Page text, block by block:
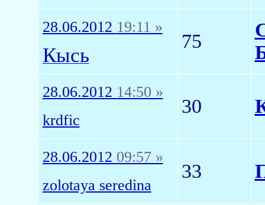
28.06.2012 19:11 »
Кысь
75
28.06.2012 14:50 »
krdfic
30
28.06.2012 09:57 »
zolotaya seredina
33